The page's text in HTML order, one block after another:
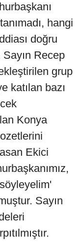
hangi
doğru
Sayın Recep
grup
katılan bazı
Konya
Ekici
Sayın